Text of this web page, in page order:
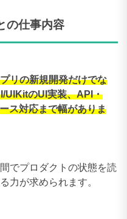
の仕事内容
リの新規開発だけでな
UIKitのUI実装、API・
ス対応まで幅がありま
でプロダクトの状態を読
力が求められます。